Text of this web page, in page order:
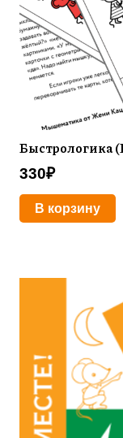
Быстрологика
330₽
В корзину